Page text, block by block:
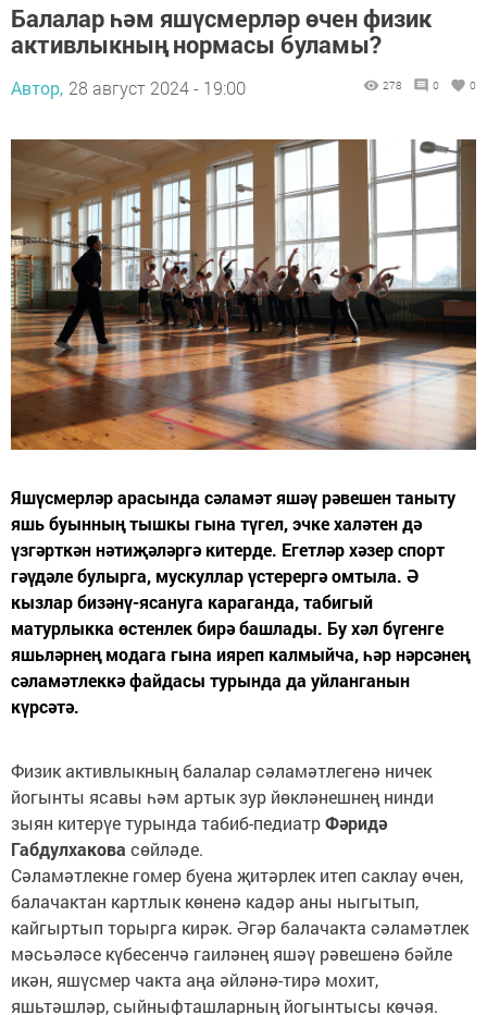
Балалар һәм яшүсмерләр өчен физик
активлыкның нормасы буламы?
Автор, 28 август 2024 - 19:00 278 0 0
Яшүсмерләр арасында сәламәт яшәү рәвешен таныту
яшь буынның тышкы гына түгел, эчке халәтен дә
үзгәрткән нәтиҗәләргә китерде. Егетләр хәзер спорт
гәүдәле булырга, мускуллар үстерергә омтыла. Ә
кызлар бизәнү-ясануга караганда, табигый
матурлыкка өстенлек бирә башлады. Бу хәл бүгенге
яшьләрнең модага гына ияреп калмыйча, һәр нәрсәнең
сәламәтлеккә файдасы турында да уйланганын
күрсәтә.
Физик активлыкның балалар сәламәтлегенә ничек
йогынты ясавы һәм артык зур йөкләнешнең нинди
зыян китерүе турында табиб-педиатрФәридә
Габдулхакова сөйләде.
Сәламәтлекне гомер буена җитәрлек итеп саклау өчен,
балачактан картлык көненә кадәр аны ныгытып,
кайгыртып торырга кирәк. Әгәр балачакта сәламәтлек
мәсьәләсе күбесенчә гаиләнең яшәү рәвешенә бәйле
икән, яшүсмер чакта аңа әйләнә-тирә мохит,
яшьтәшләр, сыйныфташларның йогынтысы көчәя.